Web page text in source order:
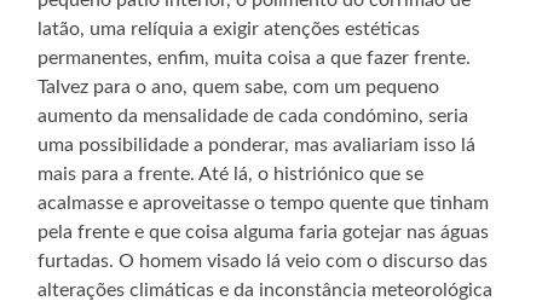
latão, uma relíquia a exigir atenções estéticas
permanentes, enfim, muita coisa a que fazer frente.
Talvez para o ano, quem sabe, com um pequeno
aumento da mensalidade de cada condómino, seria
uma possibilidade a ponderar, mas avaliariam isso lá
mais para a frente. Até lá, o histriónico que se
acalmasse e aproveitasse o tempo quente que tinham
pela frente e que coisa alguma faria gotejar nas águas
furtadas. O homem visado lá veio com o discurso das
alterações climáticas e da inconstância meteorológica